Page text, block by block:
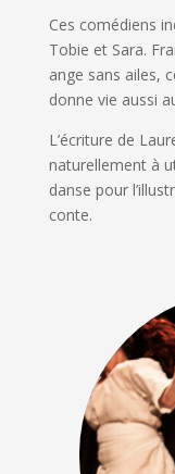
Ces comédiens
Tobie et Sara.
ange sans ailes,
donne vie aussi
L’écriture de
naturellement à
danse pour
conte.